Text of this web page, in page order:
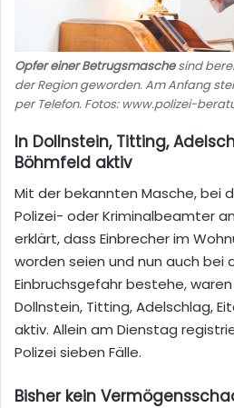
Opfer einer Betrugsmaschesind
der Region geworden. Am Anfang
per Telefon. Fotos: www.polizei-
In Dollnstein, Titting,
Böhmfeld aktiv
Mit der bekannten Masche, bei
Polizei- oder Kriminalbeamter
erklärt, dass Einbrecher im
worden seien und nun auch bei
Einbruchsgefahr bestehe,
Dollnstein, Titting, Adelschlag,
aktiv. Allein am Dienstag
Polizei sieben Fälle.
Bisher kein